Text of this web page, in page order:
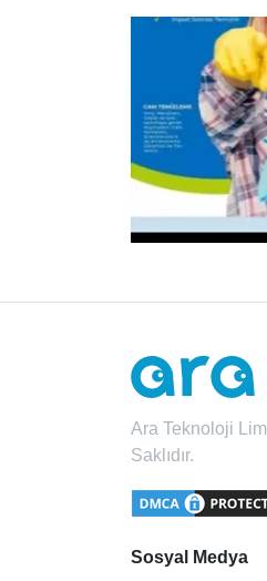
Ara Teknoloji
Saklıdır.
Sosyal Medya